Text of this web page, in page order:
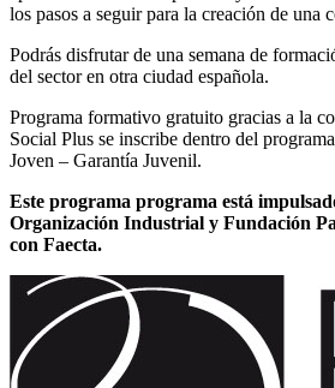
los pasos a seguir para la creación de una
Podrás disfrutar de una semana de
del sector en otra ciudad española.
Programa formativo gratuito gracias a la
Social Plus se inscribe dentro del
Joven – Garantía Juvenil.
Este programa programa está
Organización Industrial y Fundación
con Faecta.